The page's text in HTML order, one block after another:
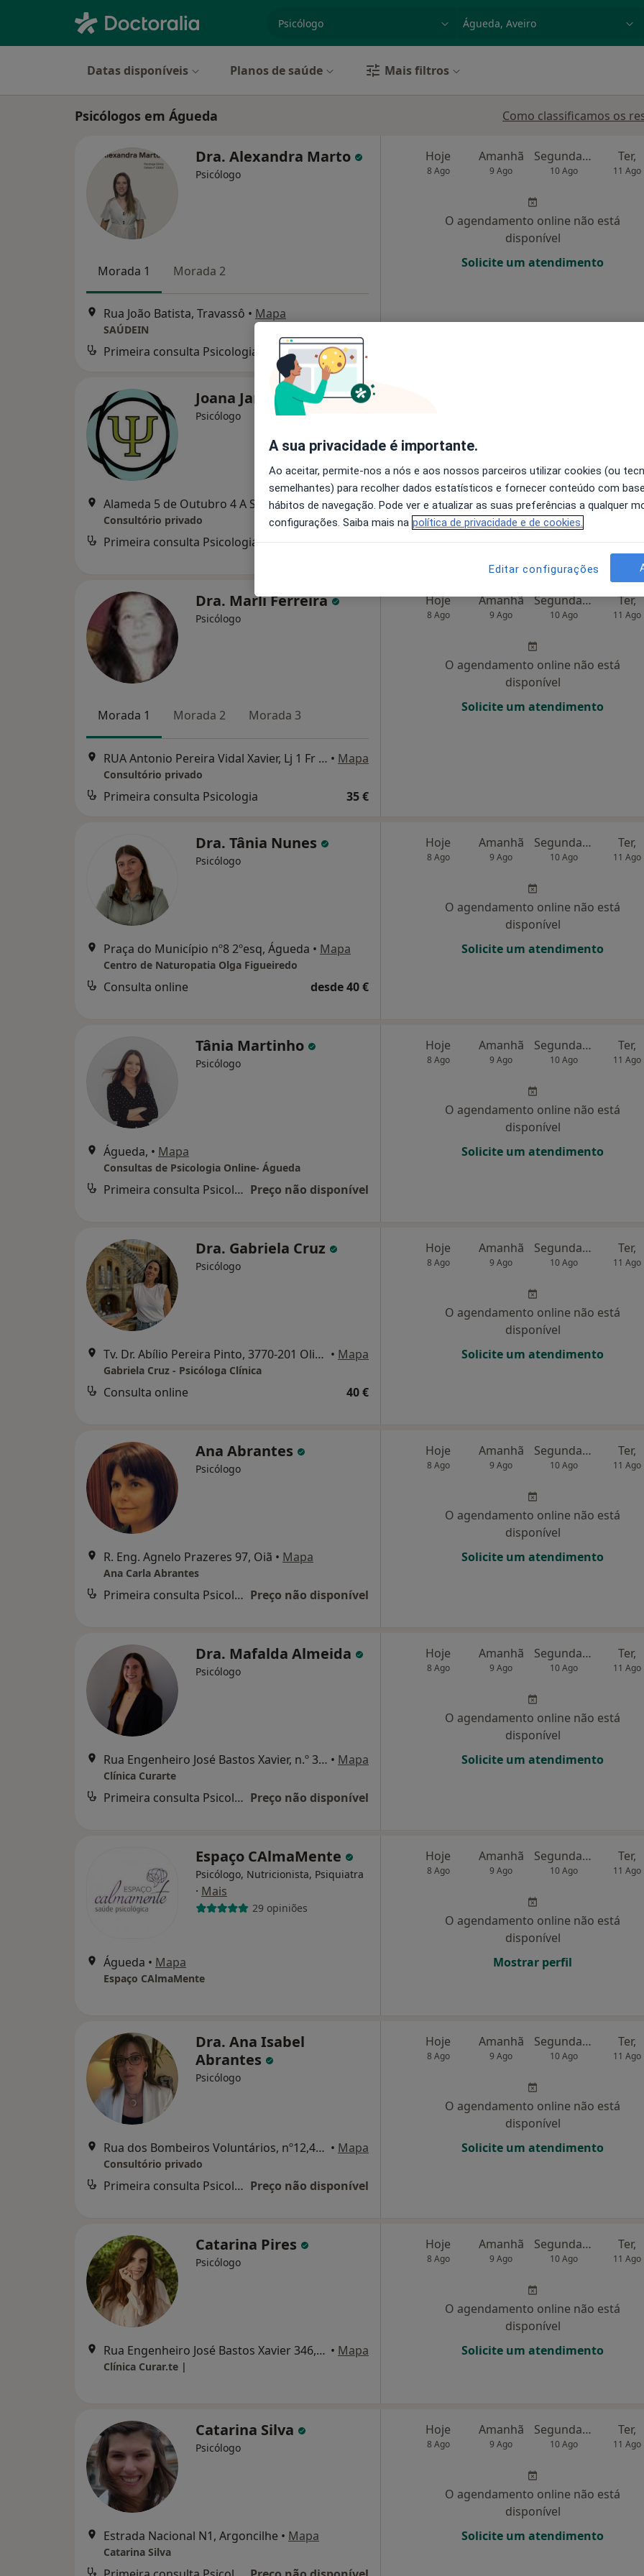
especialidade, doença ou nome p. ex. Lisboa
Datas disponíveis Planos de saúde Mais filtros
Psicólogos em Águeda Como classificamos os
Dra. Alexandra Marto
Psicólogo
Morada 1 Morada 2
Rua João Batista, Travassô • Mapa
SAÚDEIN
Primeira consulta Psicologia Serviço gratuito
Hoje
8 Ago
Amanhã
9 Ago
Segunda-feira
10 Ago
Ter,
11 Ago
O agendamento online não está
disponível
Solicite um atendimento
Joana Janeiro
Psicólogo
Alameda 5 de Outubro 4 A Sala 1, Albergaria-A-Velha •Mapa
Consultório privado
Primeira consulta Psicologia
O agendamento online não está
disponível
Solicite um atendimento
Dra. Marli Ferreira
Psicólogo
Morada 1 Morada 2 Morada 3
RUA Antonio Pereira Vidal Xavier, Lj 1 Fr B, Águeda • Mapa
Consultório privado
Primeira consulta Psicologia 35 €
Hoje
8 Ago
Amanhã
9 Ago
Segunda-feira
10 Ago
Ter,
11 Ago
O agendamento online não está
disponível
Solicite um atendimento
Dra. Tânia Nunes
Psicólogo
Praça do Município nº8 2ºesq, Águeda • Mapa
Centro de Naturopatia Olga Figueiredo
Consulta online desde 40 €
Hoje
8 Ago
Amanhã
9 Ago
Segunda-feira
10 Ago
Ter,
11 Ago
O agendamento online não está
disponível
Solicite um atendimento
Tânia Martinho
Psicólogo
Águeda, • Mapa
Consultas de Psicologia Online- Águeda
Primeira consulta Psicologia Preço não disponível
Hoje
8 Ago
Amanhã
9 Ago
Segunda-feira
10 Ago
Ter,
11 Ago
O agendamento online não está
disponível
Solicite um atendimento
Dra. Gabriela Cruz
Psicólogo
Tv. Dr. Abílio Pereira Pinto, 3770-201 Oliveira do Bairro, Oliveira Do Bairro • Mapa
Gabriela Cruz - Psicóloga Clínica
Consulta online 40 €
Hoje
8 Ago
Amanhã
9 Ago
Segunda-feira
10 Ago
Ter,
11 Ago
O agendamento online não está
disponível
Solicite um atendimento
Ana Abrantes
Psicólogo
R. Eng. Agnelo Prazeres 97, Oiã • Mapa
Ana Carla Abrantes
Primeira consulta Psicologia Preço não disponível
Hoje
8 Ago
Amanhã
9 Ago
Segunda-feira
10 Ago
Ter,
11 Ago
O agendamento online não está
disponível
Solicite um atendimento
Dra. Mafalda Almeida
Psicólogo
Rua Engenheiro José Bastos Xavier, n.º 346, R/C, Águeda • Mapa
Clínica Curarte
Primeira consulta Psicologia Preço não disponível
Hoje
8 Ago
Amanhã
9 Ago
Segunda-feira
10 Ago
Ter,
11 Ago
O agendamento online não está
disponível
Solicite um atendimento
Espaço CAlmaMente
Psicólogo, Nutricionista, Psiquiatra
· Mais
29 opiniões
Águeda • Mapa
Espaço CAlmaMente
Hoje
8 Ago
Amanhã
9 Ago
Segunda-feira
10 Ago
Ter,
11 Ago
O agendamento online não está
disponível
Mostrar perfil
Dra. Ana Isabel
Abrantes
Psicólogo
Rua dos Bombeiros Voluntários, nº12,4ºBS, Águeda • Mapa
Consultório privado
Primeira consulta Psicologia Preço não disponível
Hoje
8 Ago
Amanhã
9 Ago
Segunda-feira
10 Ago
Ter,
11 Ago
O agendamento online não está
disponível
Solicite um atendimento
Catarina Pires
Psicólogo
Rua Engenheiro José Bastos Xavier 346, Águeda • Mapa
Clínica Curar.te |
Hoje
8 Ago
Amanhã
9 Ago
Segunda-feira
10 Ago
Ter,
11 Ago
O agendamento online não está
disponível
Solicite um atendimento
Catarina Silva
Psicólogo
Estrada Nacional N1, Argoncilhe • Mapa
Catarina Silva
Hoje
8 Ago
Amanhã
9 Ago
Segunda-feira
10 Ago
Ter,
11 Ago
O agendamento online não está
disponível
Solicite um atendimento
A sua privacidade é importante.
Ao aceitar, permite-nos a nós e aos nossos parceiros utilizar cookies (ou
semelhantes) para recolher dados estatísticos e fornecer conteúdo com
hábitos de navegação. Pode ver e atualizar as suas preferências a qualquer
configurações. Saiba mais na política de privacidade e de cookies.
Editar configurações